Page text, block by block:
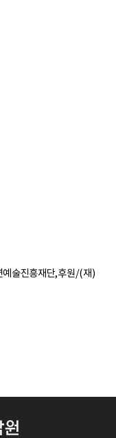
술진흥재단,후원/(재)